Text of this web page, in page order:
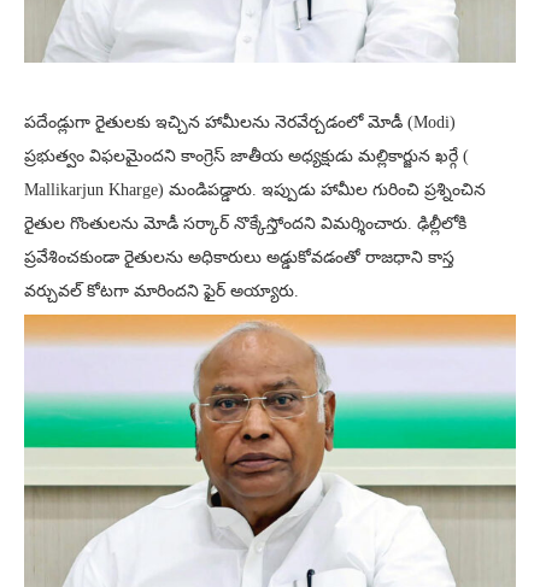
పదేండ్లుగా రైతులకు ఇచ్చిన హామీలను నెరవేర్చడంలో మోడీ (Modi)
ప్రభుత్వం విఫలమైందని కాంగ్రెస్ జాతీయ అధ్యక్షుడు మల్లికార్జున ఖర్గే (
Mallikarjun Kharge) మండిపడ్డారు. ఇప్పుడు హామీల గురించి ప్రశ్నించిన
రైతుల గొంతులను మోడీ సర్కార్ నొక్కేస్తోందని విమర్శించారు. ఢిల్లీలోకి
ప్రవేశించకుండా రైతులను అధికారులు అడ్డుకోవడంతో రాజధాని కాస్త
వర్చువల్ కోటగా మారిందని ఫైర్ అయ్యారు.